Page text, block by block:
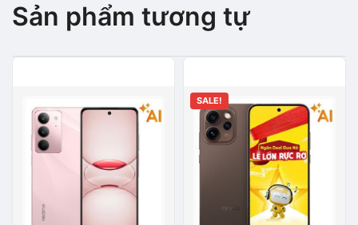
Sản phẩm tương tự
SALE!